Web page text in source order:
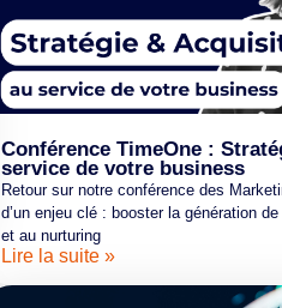
Conférence TimeOne :
service de votre business
Retour sur notre conférence des
d’un enjeu clé : booster la génération
et au nurturing
Lire la suite »